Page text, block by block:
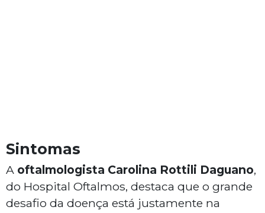
Sintomas
A oftalmologista Carolina Rottili Daguano,
do Hospital Oftalmos, destaca que o grande
desafio da doença está justamente na